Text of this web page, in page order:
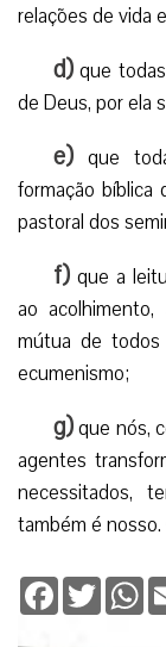
relações de vida
d) que
de Deus, por ela
e) que
formação bíblica
pastoral dos
f) que a
ao
mútua de todos
ecumenismo;
g)que nós,
agentes
necessitados,
também é
Facebook
Twitter